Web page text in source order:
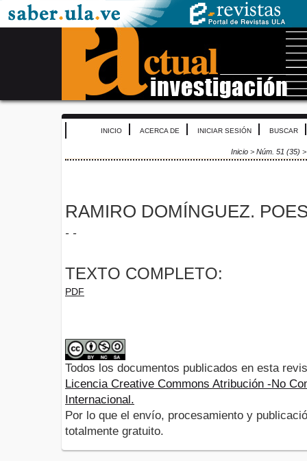
INICIO ACERCA DE INICIAR SESIÓN BUSCAR
Inicio> Núm. 51 (35)
RAMIRO DOMÍNGUEZ.
- -
TEXTO COMPLETO:
PDF
Todos los documentos publicados en esta
Licencia Creative Commons Atribución -No
Internacional.
Por lo que el envío, procesamiento y
totalmente gratuito.